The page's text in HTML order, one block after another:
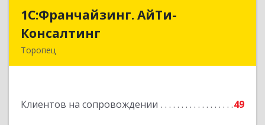
1С:Франчайзинг. АйТи-
Консалтинг
Торопец
Клиентов на сопровождении 49
1С:Франчайзинг. АйТи-
Подробнее